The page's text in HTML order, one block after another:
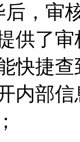
，审
供了
快捷
内部